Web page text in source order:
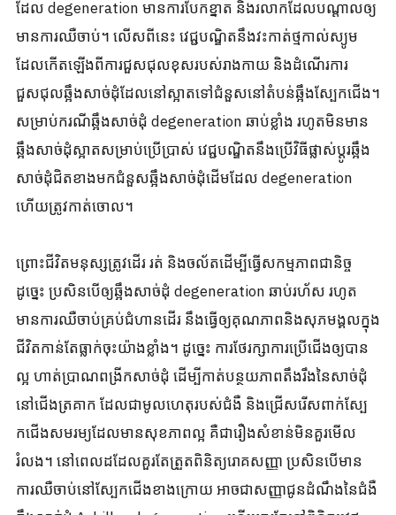
ដែល degeneration មានការបែកខ្នាត និងរលាកដែលបណ្តាលឲ្យ
មានការឈឺចាប់។ លើសពីនេះ វេជ្ជបណ្ឌិតនឹងវះកាត់ថ្មកាល់ស្យូម
ដែលកើតឡើងពីការជួសជុលខុសរបស់រាងកាយ និងដំណើរការ
ជួសជុលឆ្អឹងសាច់ដុំដែលនៅស្អាតទៅជំនួសនៅតំបន់ឆ្អឹងស្បែកជើង។
សម្រាប់ករណីឆ្អឹងសាច់ដុំ degeneration ឆាប់ខ្លាំង រហូតមិនមាន
ឆ្អឹងសាច់ដុំស្អាតសម្រាប់ប្រើប្រាស់ វេជ្ជបណ្ឌិតនឹងប្រើវិធីផ្លាស់ប្តូរឆ្អឹង
សាច់ដុំជិតខាងមកជំនួសឆ្អឹងសាច់ដុំដើមដែល degeneration
ហើយត្រូវកាត់ចោល។
ព្រោះជីវិតមនុស្សត្រូវដើរ រត់ និងចល័តដើម្បីធ្វើសកម្មភាពជានិច្ច
ដូច្នេះ ប្រសិនបើឲ្យឆ្អឹងសាច់ដុំ degeneration ឆាប់រហ័ស រហូត
មានការឈឺចាប់គ្រប់ជំហានដើរ នឹងធ្វើឲ្យគុណភាពនិងសុភមង្គលក្នុង
ជីវិតកាន់តែធ្លាក់ចុះយ៉ាងខ្លាំង។ ដូច្នេះ ការថែរក្សាការប្រើជើងឲ្យបាន
ល្អ ហាត់ប្រាណពង្រីកសាច់ដុំ ដើម្បីកាត់បន្ថយភាពតឹងរឹងនៃសាច់ដុំ
នៅជើងត្រគាក ដែលជាមូលហេតុរបស់ជំងឺ និងជ្រើសរើសពាក់ស្បែ
កជើងសមរម្យដែលមានសុខភាពល្អ គឺជារឿងសំខាន់មិនគួរមើល
រំលង។ នៅពេលដដែលគួរតែត្រួតពិនិត្យរោគសញ្ញា ប្រសិនបើមាន
ការឈឺចាប់នៅស្បែកជើងខាងក្រោយ អាចជាសញ្ញាជូនដំណឹងនៃជំងឺ